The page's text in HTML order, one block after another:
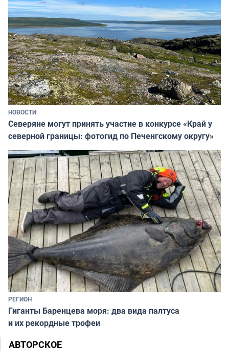
НОВОСТИ
Северяне могут принять участие в конкурсе «Край у
северной границы: фотогид по Печенгскому округу»
РЕГИОН
Гиганты Баренцева моря: два вида палтуса
и их рекордные трофеи
АВТОРСКОЕ